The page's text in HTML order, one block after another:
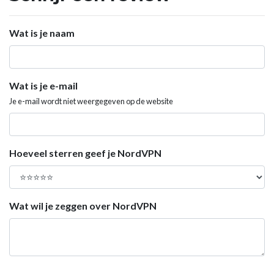
Wat is je naam
Wat is je e-mail
Je e-mail wordt niet weergegeven op de website
Hoeveel sterren geef je NordVPN
Wat wil je zeggen over NordVPN